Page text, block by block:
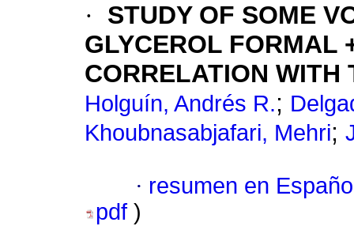
·
STUDY OF SOME
GLYCEROL FORMAL
CORRELATION
Holguín, Andrés R.;
Khoubnasabjafari, Mehri;
· resumen en
pdf )